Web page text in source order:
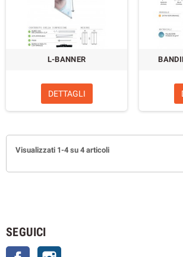
L-BANNER
DETTAGLI
Visualizzati 1-4 su 4 articoli
SEGUICI
Facebook